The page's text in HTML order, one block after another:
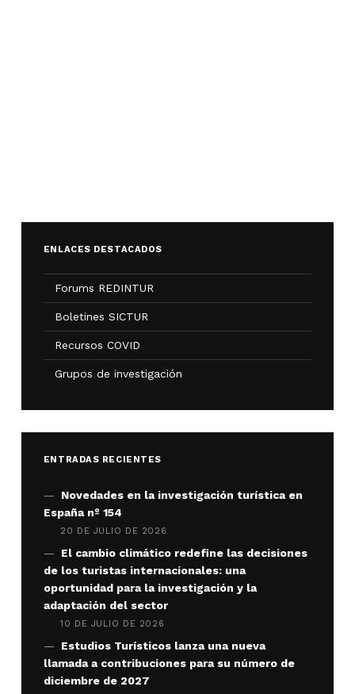
ENLACES DESTACADOS
Forums REDINTUR
Boletines SICTUR
Recursos COVID
Grupos de investigación
ENTRADAS RECIENTES
Novedades en la investigación turística en
España nº 154
20 DE JULIO DE 2026
El cambio climático redefine las decisiones
de los turistas internacionales: una
oportunidad para la investigación y la
adaptación del sector
10 DE JULIO DE 2026
Estudios Turísticos lanza una nueva
llamada a contribuciones para su número de
diciembre de 2027